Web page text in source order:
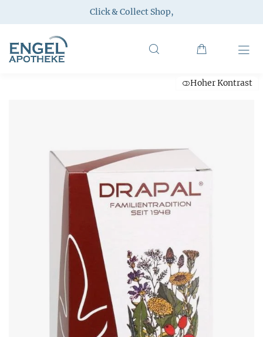
Click & Collect Shop,
Hoher Kontrast